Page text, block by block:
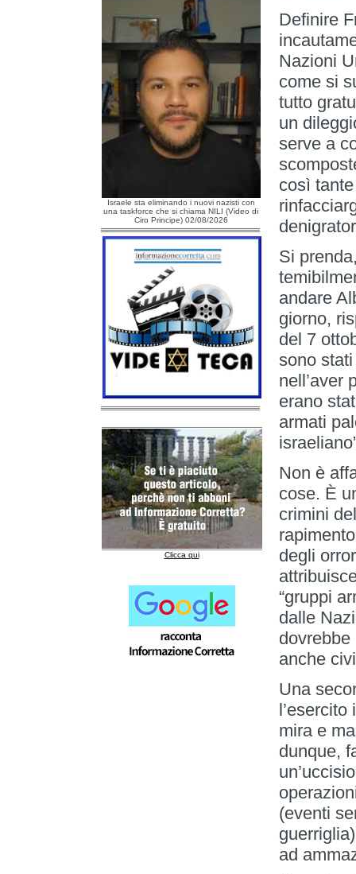
Israele sta eliminando i nuovi nazisti con
una taskforce che si chiama NILI (Video di
Ciro Principe) 02/08/2026
Clicca qui
Definire
Nazioni
come si
tutto
un
serve a
così
Si
andare
giorno,
del 7
sono
nell’aver
erano
armati
Non è
cose. È
crimini
degli
“gruppi
dalle
anche
Una
mira e
dunque,
(eventi
ad